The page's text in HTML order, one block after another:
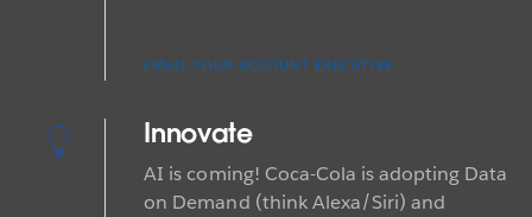
EMAIL YOUR ACCOUNT EXECUTIVE
Innovate
AI is coming! Coca-Cola is adopting Data
on Demand (think Alexa/Siri) and